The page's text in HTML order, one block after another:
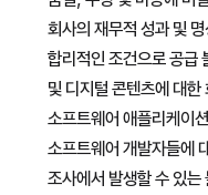
회사의 재무적 성과 및
합리적인 조건으로 공급
및 디지털 콘텐츠에 대
소프트웨어 애플리케이
소프트웨어 개발자들에
조사에서 발생할 수 있